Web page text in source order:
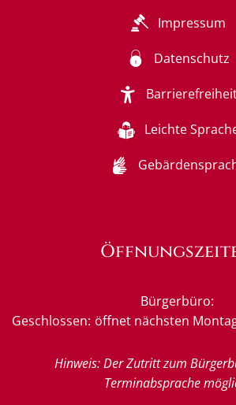
Impressum
Datenschutz
Leichte
Bürgerbüro:
Klicken, um weitere Öffnungs- oder
Geschlossen: öffnet nächsten
Hinweis: Der Zutritt zum
Terminabsprache